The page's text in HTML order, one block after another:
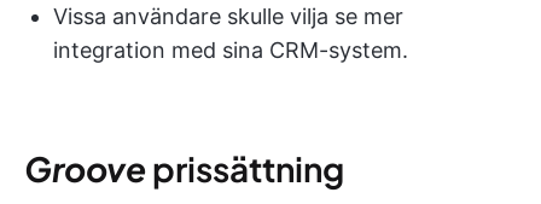
Vissa användare skulle vilja se mer
integration med sina CRM-system.
Grooveprissättning